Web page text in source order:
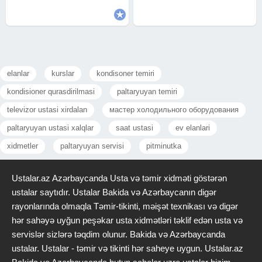
elanlar kurslar kondisoner temiri
kondisioner qurasdirilmasi paltaryuyan temiri
televizor ustasi xirdalan мастер холодильного оборудования
paltaryuyan ustasi xalqlar saat ustasi ev elanlari
xidmetler paltaryuyan servisi pitminutka
Ustalar.az Azərbaycanda Usta və təmir xidməti göstərən
ustalar saytıdır. Ustalar Bakida və Azərbaycanın digər
rayonlarında olmaqla Təmir-tikinti, məişət texnikası və digər
hər sahəyə uyğun peşəkar usta xidmətləri təklif edən usta və
servislər sizlərə təqdim olunur. Bakida və Azərbaycanda
ustalar. Ustalar - təmir və tikinti hər saheye uygun. Ustalar.az